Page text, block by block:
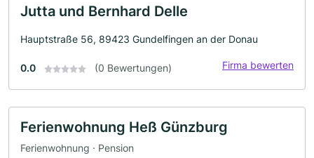
Jutta und Bernhard Delle
Hauptstraße 56, 89423 Gundelfingen an der Donau
0.0 (0 Bewertungen) Firma bewerten
Ferienwohnung Heß Günzburg
Ferienwohnung · Pension